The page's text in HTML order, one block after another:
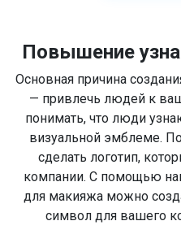
Повышение
Основная причина
— привлечь людей к
понимать, что люди
визуальной эмблеме.
сделать логотип,
компании. С помощью
для макияжа можно
символ для вашего